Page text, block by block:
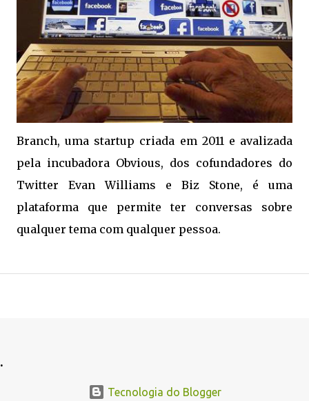
Branch, uma startup criada em 2011 e avalizada
pela incubadora Obvious, dos cofundadores do
Twitter Evan Williams e Biz Stone, é uma
plataforma que permite ter conversas sobre
qualquer tema com qualquer pessoa.
.
Tecnologia do Blogger